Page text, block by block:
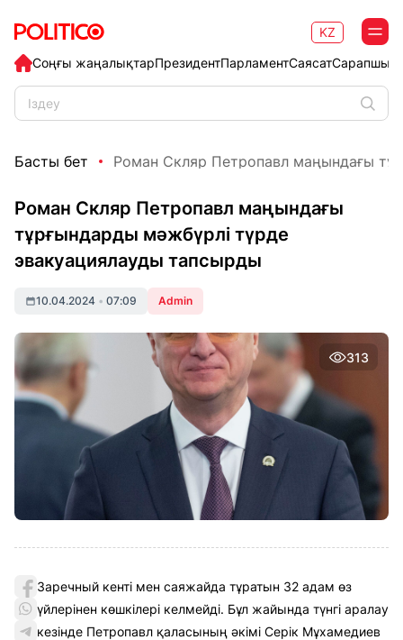
Соңғы жаңалықтарПрезидентПарламентСаясат
KZ
Басты бет Роман Скляр Петропавл маңындағы
Роман Скляр Петропавл маңындағы
тұрғындарды мәжбүрлі түрде
эвакуациялауды тапсырды
10.04.2024 • 07:09 Admin
313
Заречный кенті мен саяжайда тұратын 32 адам өз
үйлерінен көшкілері келмейді. Бұл жайында түнгі аралау
кезінде Петропавл қаласының әкімі Серік Мұхамедиев